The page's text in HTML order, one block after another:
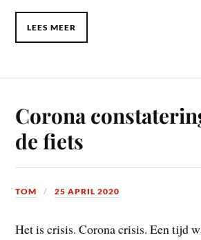
LEES MEER
Corona
de fiets
TOM 25 APRIL 2020
Het is crisis. Corona crisis. Een tijd